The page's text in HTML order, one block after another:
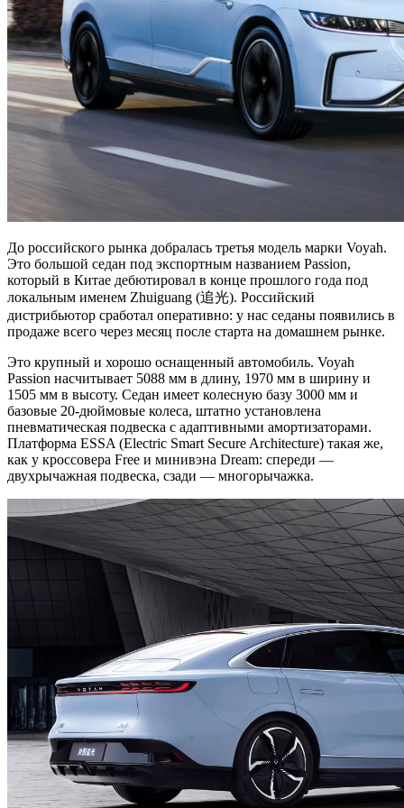
До российского рынка добралась третья модель марки Voyah.
Это большой седан под экспортным названием Passion,
который в Китае дебютировал в конце прошлого года под
локальным именем Zhuiguang (追光). Российский
дистрибьютор сработал оперативно: у нас седаны появились в
продаже всего через месяц после старта на домашнем рынке.
Это крупный и хорошо оснащенный автомобиль. Voyah
Passion насчитывает 5088 мм в длину, 1970 мм в ширину и
1505 мм в высоту. Седан имеет колесную базу 3000 мм и
базовые 20-дюймовые колеса, штатно установлена
пневматическая подвеска с адаптивными амортизаторами.
Платформа ESSA (Electric Smart Secure Architecture) такая же,
как у кроссовера Free и минивэна Dream: спереди —
двухрычажная подвеска, сзади — многорычажка.